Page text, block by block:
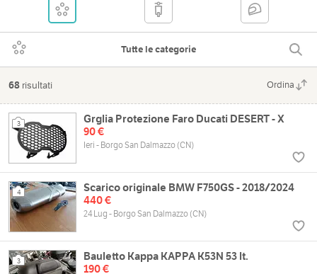
Tutte le categorie
68 risultati Ordina
3
Grglia Protezione Faro Ducati DESERT - X
90 €
Ieri - Borgo San Dalmazzo (CN)
4
Scarico originale BMW F750GS - 2018/2024
440 €
24 Lug - Borgo San Dalmazzo (CN)
3
Bauletto Kappa KAPPA K53N 53 lt.
190 €